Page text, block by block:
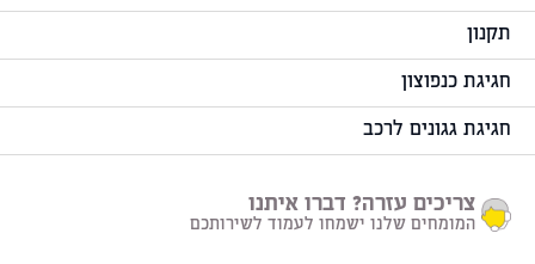
תקנון
חגיגת כנפוצון
חגיגת גגונים לרכב
צריכים עזרה? דברו איתנו
המומחים שלנו ישמחו לעמוד לשירותכם